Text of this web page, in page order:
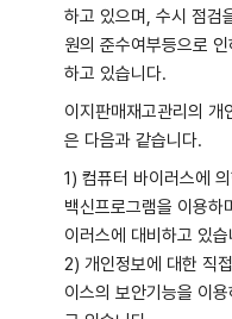
하고 있으며, 수시 점검
원의 준수여부등으로
하고 있습니다.
이지판매재고관리의 개
은 다음과 같습니다.
1) 컴퓨터 바이러스에
백신프로그램을 이용
이러스에 대비하고 있습
2) 개인정보에 대한 직
이스의 보안기능을 이